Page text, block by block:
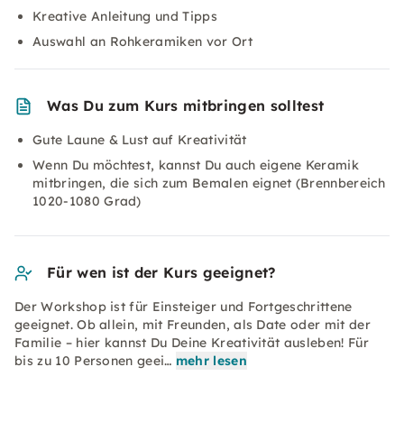
Kreative Anleitung und Tipps
Auswahl an Rohkeramiken vor Ort
Was Du zum Kurs mitbringen solltest
Gute Laune & Lust auf Kreativität
Wenn Du möchtest, kannst Du auch eigene Keramik
mitbringen, die sich zum Bemalen eignet (Brennbereich
1020-1080 Grad)
Für wen ist der Kurs geeignet?
Der Workshop ist für Einsteiger und Fortgeschrittene
geeignet. Ob allein, mit Freunden, als Date oder mit der
Familie – hier kannst Du Deine Kreativität ausleben! Für
bis zu 10 Personen geei… mehr lesen